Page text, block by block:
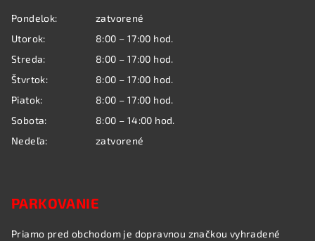
Pondelok:
zatvorené
Utorok:
8:00 – 17:00 hod.
Streda:
8:00 – 17:00 hod.
Štvrtok:
8:00 – 17:00 hod.
Piatok:
8:00 – 17:00 hod.
Sobota:
8:00 – 14:00 hod.
Nedeľa:
zatvorené
PARKOVANIE
Priamo pred obchodom je dopravnou značkou vyhradené